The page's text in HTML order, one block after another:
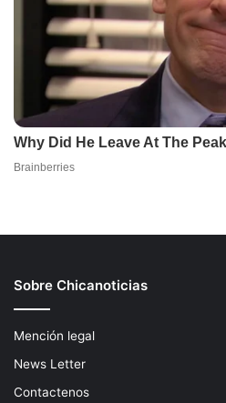
Sobre Chicanoticias
Mención legal
News Letter
Contactenos